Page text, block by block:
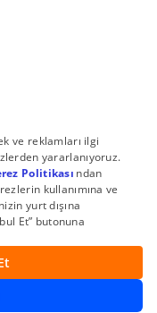
AŞ. Tüm Hakları